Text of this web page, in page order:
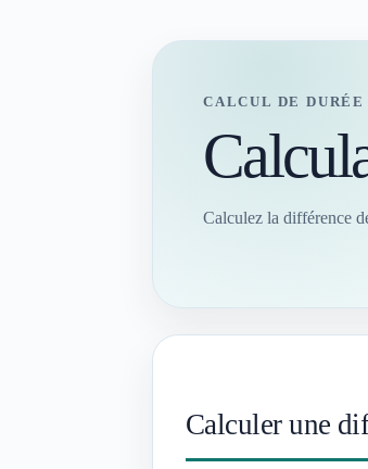
CALCUL DE DURÉE
Calculez la différence
Calculer une